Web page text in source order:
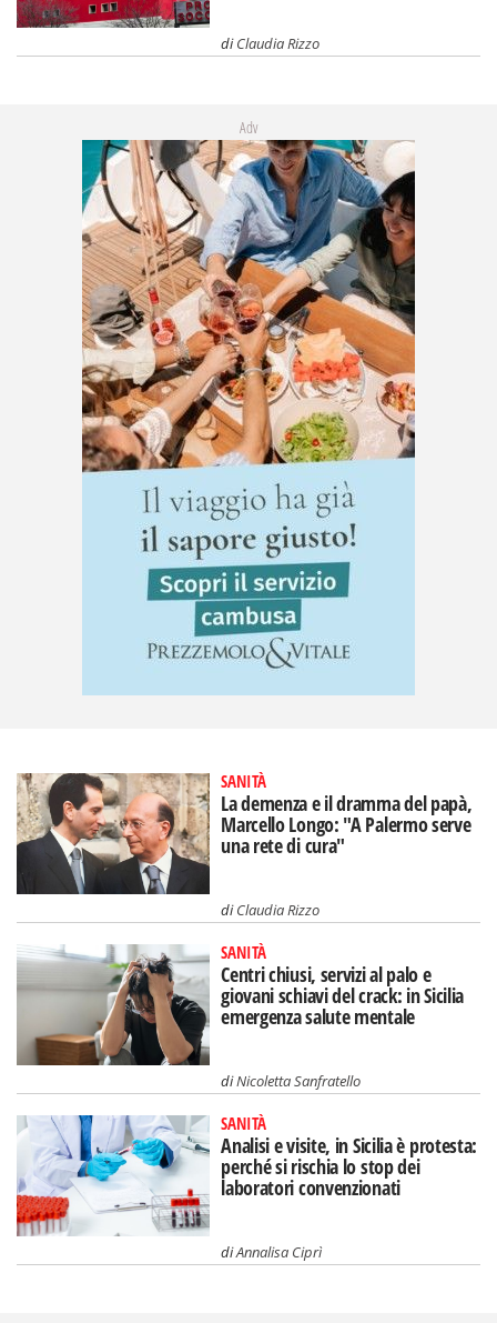
diClaudia Rizzo
Adv
SANITÀ
La demenza e il dramma del papà,
Marcello Longo: "A Palermo serve
una rete di cura"
diClaudia Rizzo
SANITÀ
Centri chiusi, servizi al palo e
giovani schiavi del crack: in Sicilia
emergenza salute mentale
diNicoletta Sanfratello
SANITÀ
Analisi e visite, in Sicilia è protesta:
perché si rischia lo stop dei
laboratori convenzionati
diAnnalisa Ciprì